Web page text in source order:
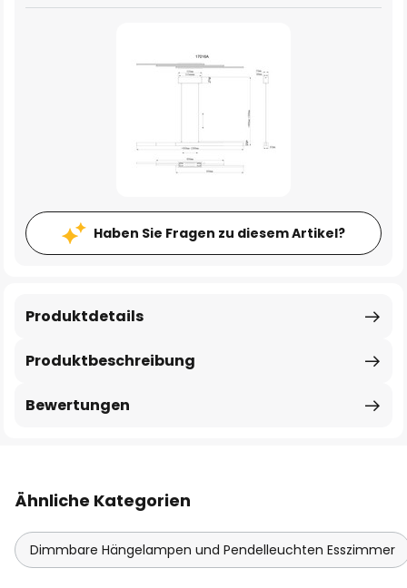
Haben Sie Fragen zu diesem Artikel?
Produktbeschreibung
Produktdetails
Bewertungen
Ähnliche Kategorien
Dimmbare Hängelampen und Pendelleuchten Esszimmer